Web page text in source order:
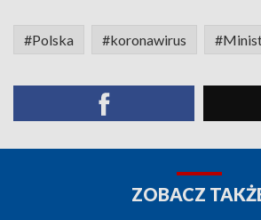
#Polska #koronawirus
ZOBACZ